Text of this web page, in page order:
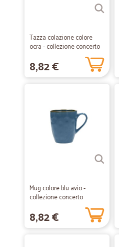
Tazza colazione colore
ocra - collezione concerto
8,82 €
Mug colore blu avio -
collezione concerto
8,82 €